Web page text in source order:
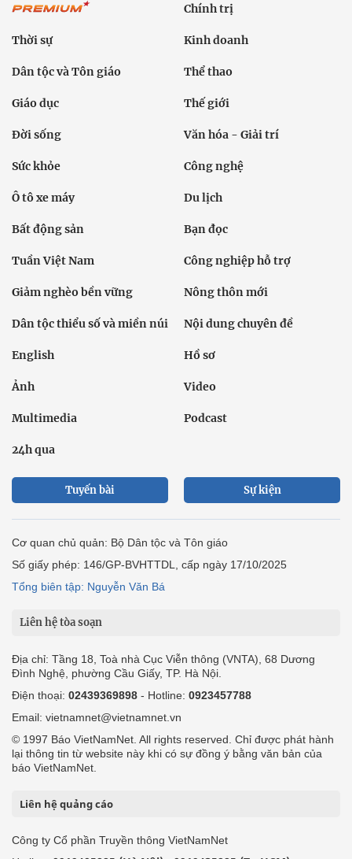
Chính trị
Thời sự Kinh doanh
Dân tộc và Tôn giáo Thể thao
Giáo dục Thế giới
Đời sống Văn hóa - Giải trí
Sức khỏe Công nghệ
Ô tô xe máy Du lịch
Bất động sản Bạn đọc
Tuần Việt Nam Công nghiệp hỗ trợ
Giảm nghèo bền vững Nông thôn mới
Dân tộc thiểu số và miền núi Nội dung chuyên đề
English Hồ sơ
Ảnh Video
Multimedia Podcast
24h qua
Tuyến bài Sự kiện
Cơ quan chủ quản: Bộ Dân tộc và Tôn giáo
Số giấy phép: 146/GP-BVHTTDL, cấp ngày 17/10/2025
Tổng biên tập: Nguyễn Văn Bá
Liên hệ tòa soạn
Địa chỉ: Tầng 18, Toà nhà Cục Viễn thông (VNTA), 68 Dương
Đình Nghệ, phường Cầu Giấy, TP. Hà Nội.
Điện thoại: 02439369898 - Hotline: 0923457788
Email: vietnamnet@vietnamnet.vn
© 1997 Báo VietNamNet. All rights reserved. Chỉ được phát hành
lại thông tin từ website này khi có sự đồng ý bằng văn bản của
báo VietNamNet.
Liên hệ quảng cáo
Công ty Cổ phần Truyền thông VietNamNet